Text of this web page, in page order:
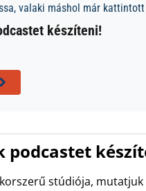
valaki máshol már
készíteni!
podcastet
stúdiója, mutatjuk